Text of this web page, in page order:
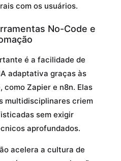
com os usuários.
No-Code e
é a facilidade de
adaptativa graças às
Zapier e n8n. Elas
multidisciplinares criem
sem exigir
aprofundados.
acelera a cultura de